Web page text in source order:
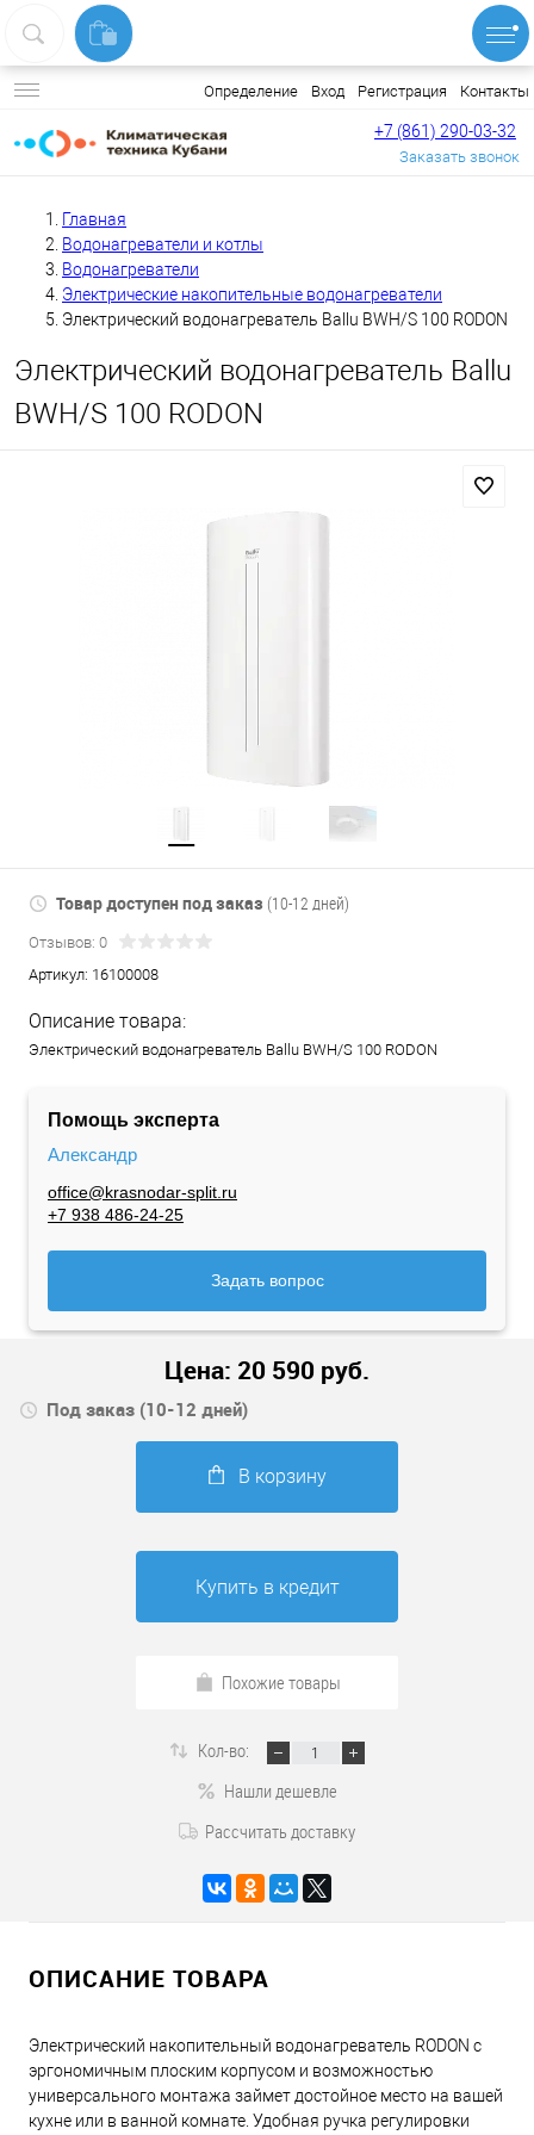
Определение Вход Регистрация Контакты
+7 (861) 290-03-32
Заказать звонок
Главная
Водонагреватели и котлы
Водонагреватели
Электрические накопительные водонагреватели
Электрический водонагреватель Ballu BWH/S 100 RODON
Электрический водонагреватель Ballu
BWH/S 100 RODON
Товар доступен под заказ (10-12 дней)
Отзывов: 0
Артикул: 16100008
Описание товара:
Электрический водонагреватель Ballu BWH/S 100 RODON
Помощь эксперта
Александр
office@krasnodar-split.ru
+7 938 486-24-25
Задать вопрос
Цена: 20 590 руб.
Под заказ (10-12 дней)
В корзину
Купить в кредит
Похожие товары
Кол-во:
Нашли дешевле
Рассчитать доставку
ОПИСАНИЕ ТОВАРА
Электрический накопительный водонагреватель RODON с
эргономичным плоским корпусом и возможностью
универсального монтажа займет достойное место на вашей
кухне или в ванной комнате. Удобная ручка регулировки